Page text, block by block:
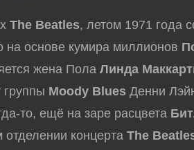
The Beatles, летом 1971 года
на основе кумира миллионов
жена ПолаЛинда
группы Moody Blues Денни
то, ещё на заре расцвета
отделении концертаThe